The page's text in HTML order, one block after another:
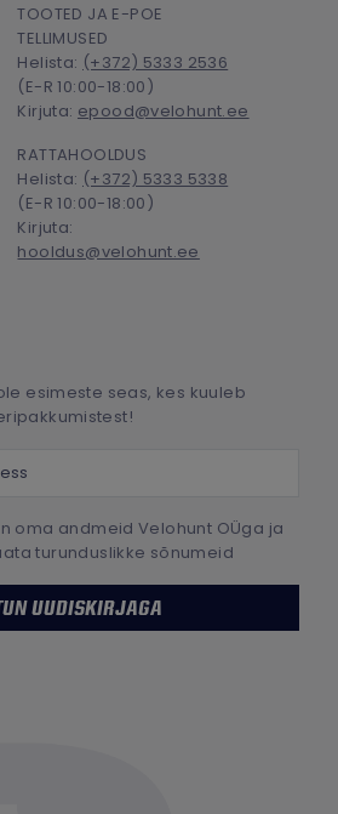
TOOTED JA E-POE
TELLIMUSED
Helista: (+372) 5333 2536
(E-R 10:00-18:00)
Kirjuta: epood@velohunt.ee
RATTAHOOLDUS
Helista: (+372) 5333 5338
(E-R 10:00-18:00)
Kirjuta:
hooldus@velohunt.ee
esimeste seas, kes kuuleb
oma andmeid Velohunt OÜga ja
turunduslikke sõnumeid
UUDISKIRJAGA